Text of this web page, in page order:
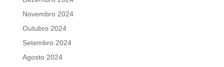
Novembro 2024
Outubro 2024
Setembro 2024
Agosto 2024